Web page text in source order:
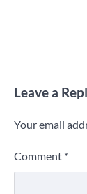
Leave a
Your email
Comment *